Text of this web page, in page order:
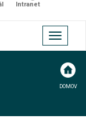
Intranet
Toggle
DOMOV